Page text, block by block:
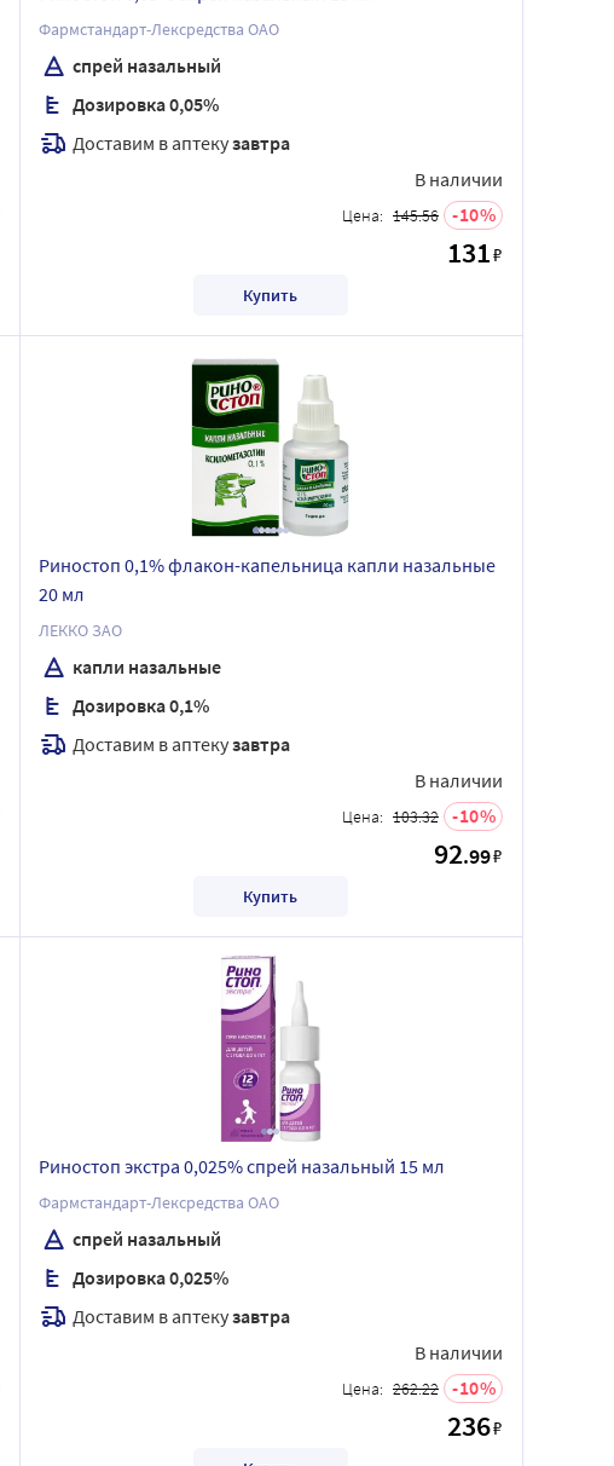
Фармстандарт-Лексредства ОАО
спрей назальный
Дозировка 0,05%
Доставим в аптекузавтра
В наличии
Цена: 145.56 10
131₽
Купить
Риностоп 0,1% флакон-капельница капли назальные
20 мл
ЛЕККО ЗАО
капли назальные
Дозировка 0,1%
Доставим в аптекузавтра
В наличии
Цена: 103.32 10
92.99₽
Купить
Риностоп экстра 0,025% спрей назальный 15 мл
Фармстандарт-Лексредства ОАО
спрей назальный
Дозировка 0,025%
Доставим в аптекузавтра
В наличии
Цена: 262.22 10
236₽